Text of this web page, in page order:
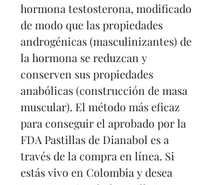
hormona testosterona, modificado
de modo que las propiedades
androgénicas (masculinizantes) de
la hormona se reduzcan y
conserven sus propiedades
anabólicas (construcción de masa
muscular). El método más eficaz
para conseguir el aprobado por la
FDA Pastillas de Dianabol es a
través de la compra en línea. Si
estás vivo en Colombia y desea